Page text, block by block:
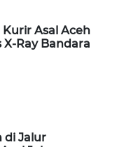
Kurir Asal Aceh
Ray Bandara
di Jalur